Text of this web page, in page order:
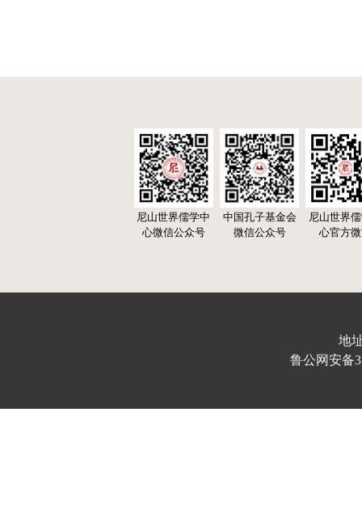
尼山世界儒学中
心微信公众号
中国孔子基金会
微信公众号
尼山世界
心官方
地
鲁公网安备